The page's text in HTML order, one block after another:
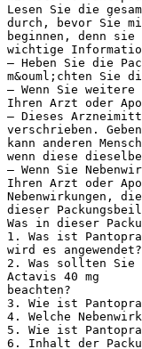
Lesen Sie die
durch, bevor Sie
beginnen, denn sie
wichtige
– Heben Sie die
m&ouml;chten Sie
– Wenn Sie weitere
Ihren Arzt oder
– Dieses
verschrieben.
kann anderen
wenn diese
– Wenn Sie
Ihren Arzt oder
Nebenwirkungen,
dieser
Was in dieser
1. Was ist
wird es angewendet?
2. Was sollten Sie
Actavis 40 mg
beachten?
3. Wie ist
4. Welche
5. Wie ist
6. Inhalt der